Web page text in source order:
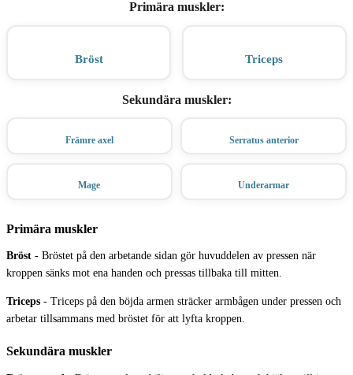
Primära muskler:
Bröst Triceps
Sekundära muskler:
Främre axel Serratus anterior
Mage Underarmar
Primära muskler
Bröst - Bröstet på den arbetande sidan gör huvuddelen av pressen när
kroppen sänks mot ena handen och pressas tillbaka till mitten.
Triceps - Triceps på den böjda armen sträcker armbågen under pressen och
arbetar tillsammans med bröstet för att lyfta kroppen.
Sekundära muskler